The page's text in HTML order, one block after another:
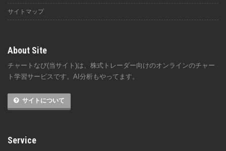
サイトマップ
About Site
チャートなび(当サイト)は、株式トレーダー向けのオンラインのチャー
ト学習サービスです。AI分析もやってます。
サイトについて
Service